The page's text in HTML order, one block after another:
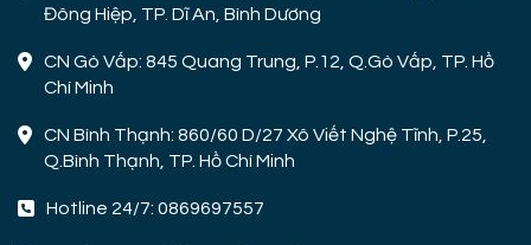
Đông Hiệp, TP. Dĩ An, Bình Dương
CN Gò Vấp: 845 Quang Trung, P.12, Q.Gò Vấp, TP. Hồ
Chí Minh
CN Bình Thạnh: 860/60 D/27 Xô Viết Nghệ Tĩnh, P.25,
Q.Bình Thạnh, TP. Hồ Chí Minh
Hotline 24/7: 0869697557